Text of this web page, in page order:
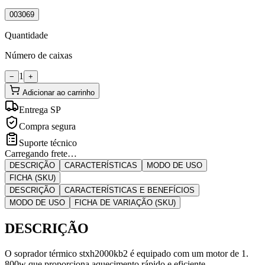
003069
Quantidade
Número de caixas
− 1
+
Adicionar ao carrinho
Entrega SP
Compra segura
Suporte técnico
Carregando frete…
DESCRIÇÃO CARACTERÍSTICAS
MODO DE USO
FICHA (SKU)
DESCRIÇÃO
CARACTERÍSTICAS E BENEFÍCIOS
MODO DE USO
FICHA DE VARIAÇÃO (SKU)
DESCRIÇÃO
O soprador térmico stxh2000kb2 é equipado com um motor de 1.